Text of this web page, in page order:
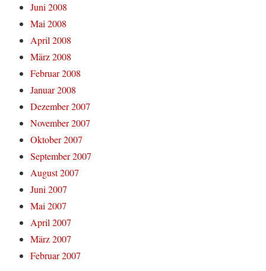
Juni 2008
Mai 2008
April 2008
März 2008
Februar 2008
Januar 2008
Dezember 2007
November 2007
Oktober 2007
September 2007
August 2007
Juni 2007
Mai 2007
April 2007
März 2007
Februar 2007